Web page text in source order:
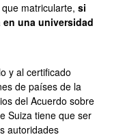
matricularte, si
una universidad
y al certificado
de países de la
del Acuerdo sobre
Suiza tiene que ser
autoridades